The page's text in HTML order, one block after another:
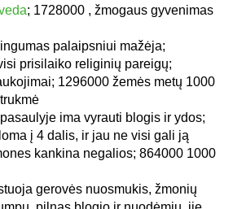
; 1728000 , žmogaus gyvenimas
palaipsniui mažėja;
prisilaiko religinių pareigų;
1296000 žemės metų 1000
ima vyrauti blogis ir ydos;
į 4 dalis, ir jau ne visi gali ją
kankina negalios; 864000 1000
gerovės nuosmukis, žmonių